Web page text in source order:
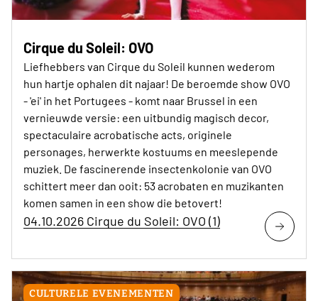
Cirque du Soleil: OVO
Liefhebbers van Cirque du Soleil kunnen wederom
hun hartje ophalen dit najaar! De beroemde show OVO
- 'ei' in het Portugees - komt naar Brussel in een
vernieuwde versie: een uitbundig magisch decor,
spectaculaire acrobatische acts, originele
personages, herwerkte kostuums en meeslepende
muziek. De fascinerende insectenkolonie van OVO
schittert meer dan ooit: 53 acrobaten en muzikanten
komen samen in een show die betovert!
04.10.2026 Cirque du Soleil: OVO (1)
CULTURELE EVENEMENTEN